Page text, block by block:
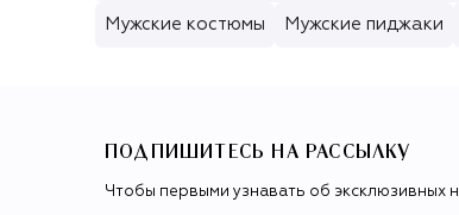
Мужские костюмы Мужские пиджаки
ПОДПИШИТЕСЬ НА РАССЫЛКУ
Чтобы первыми узнавать об эксклюзивных